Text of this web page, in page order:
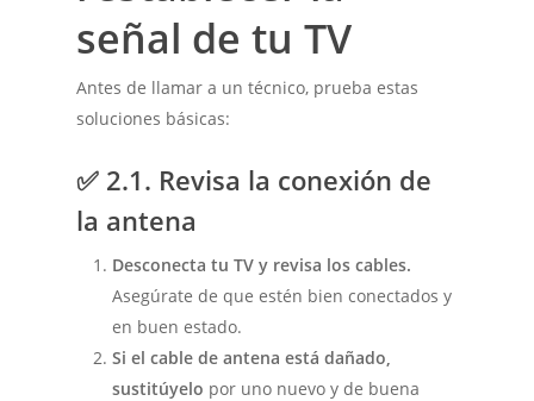
señal de tu TV
Antes de llamar a un técnico, prueba estas
soluciones básicas:
✅ 2.1. Revisa la conexión de
la antena
Desconecta tu TV y revisa los cables.
Asegúrate de que estén bien conectados y
en buen estado.
Si el cable de antena está dañado,
sustitúyelo por uno nuevo y de buena